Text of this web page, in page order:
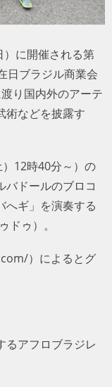
に開催される第
日ブラジル商業会
り国内外のアーテ
術などを披露す
12時40分～）の
バドールのブロコ
へギ」を演奏する
ゥ）。
）によるとグ
るアフロブラジレ